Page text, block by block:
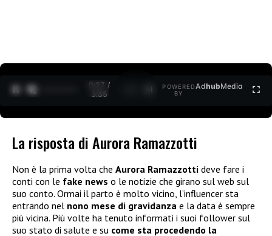
0:28 /
3:35
POWERED
BY
AdhubMedia
La risposta di Aurora Ramazzotti
Non è la prima volta che Aurora Ramazzotti deve fare i
conti con le fake news o le notizie che girano sul web sul
suo conto. Ormai il parto è molto vicino, l’influencer sta
entrando nel nono mese di gravidanza e la data è sempre
più vicina. Più volte ha tenuto informati i suoi follower sul
suo stato di salute e su come sta procedendo la